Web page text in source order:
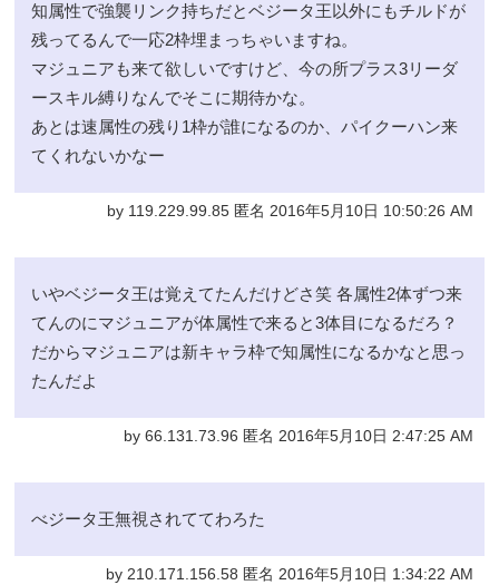
知属性で強襲リンク持ちだとベジータ王以外にもチルドが
残ってるんで一応2枠埋まっちゃいますね。
マジュニアも来て欲しいですけど、今の所プラス3リーダ
ースキル縛りなんでそこに期待かな。
あとは速属性の残り1枠が誰になるのか、パイクーハン来
てくれないかなー
by 119.229.99.85 匿名 2016年5月10日 10:50:26 AM
いやベジータ王は覚えてたんだけどさ笑 各属性2体ずつ来
てんのにマジュニアが体属性で来ると3体目になるだろ？
だからマジュニアは新キャラ枠で知属性になるかなと思っ
たんだよ
by 66.131.73.96 匿名 2016年5月10日 2:47:25 AM
べジータ王無視されててわろた
by 210.171.156.58 匿名 2016年5月10日 1:34:22 AM